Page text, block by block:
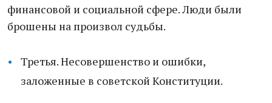
финансовой и социальной сфере. Люди были
брошены на произвол судьбы.
Третья. Несовершенство и ошибки,
заложенные в советской Конституции.